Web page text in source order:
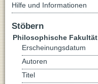
Hilfe und Informationen
Stöbern
Philosophische Fakultät
Erscheinungsdatum
Autoren
Titel